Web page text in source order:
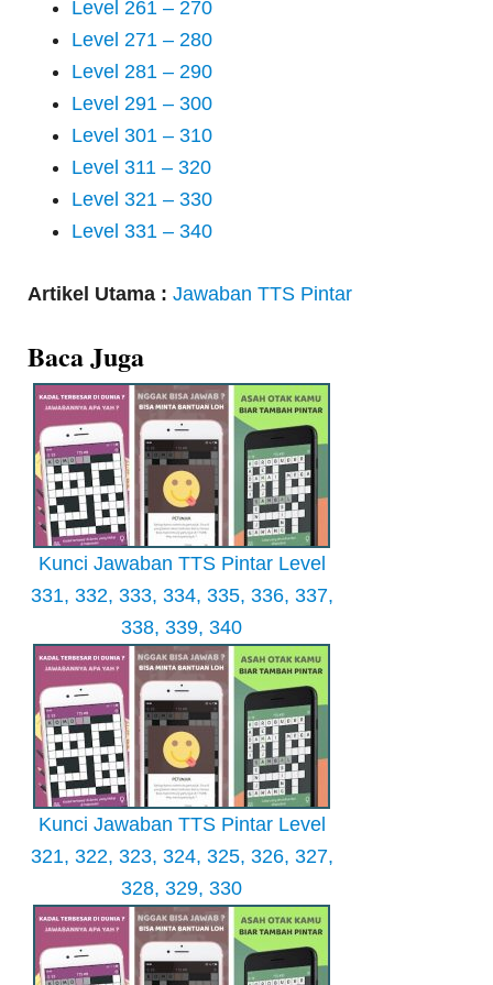
Level 261 – 270
Level 271 – 280
Level 281 – 290
Level 291 – 300
Level 301 – 310
Level 311 – 320
Level 321 – 330
Level 331 – 340
Artikel Utama : Jawaban TTS Pintar
Baca Juga
Kunci Jawaban TTS Pintar Level
331, 332, 333, 334, 335, 336, 337,
338, 339, 340
Kunci Jawaban TTS Pintar Level
321, 322, 323, 324, 325, 326, 327,
328, 329, 330